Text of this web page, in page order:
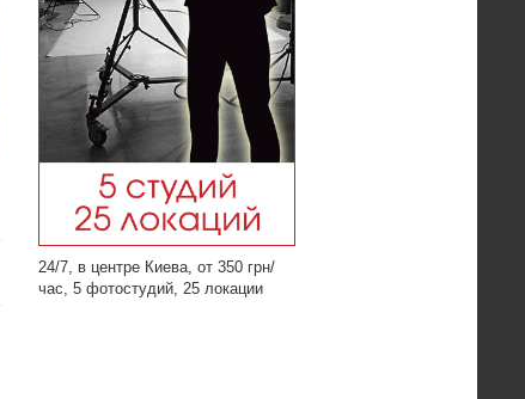
24/7, в центре Киева, от 350 грн/
час, 5 фотостудий, 25 локации